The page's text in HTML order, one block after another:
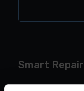
Smart Repair